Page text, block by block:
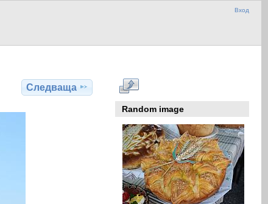
Вход
Следваща
Random image